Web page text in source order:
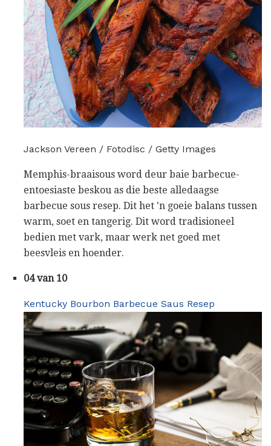
Jackson Vereen / Fotodisc / Getty Images
Memphis-braaisous word deur baie barbecue-
entoesiaste beskou as die beste alledaagse
barbecue sous resep. Dit het 'n goeie balans tussen
warm, soet en tangerig. Dit word tradisioneel
bedien met vark, maar werk net goed met
beesvleis en hoender.
04 van 10
Kentucky Bourbon Barbecue Saus Resep